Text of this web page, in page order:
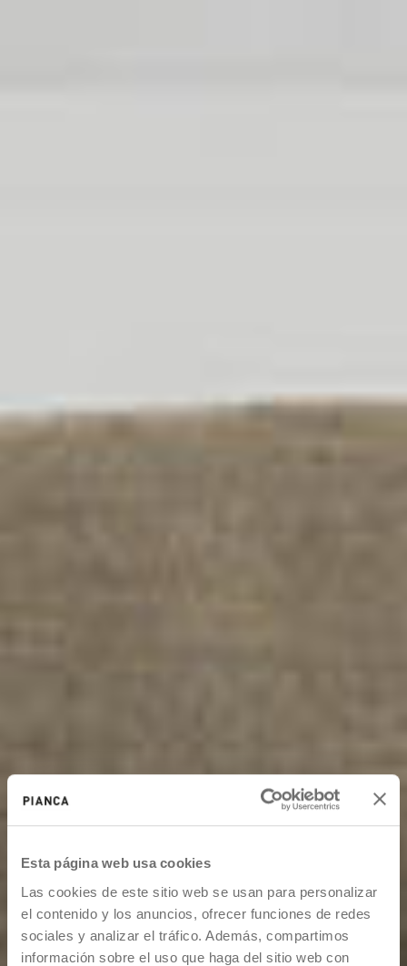
Esta página web usa cookies
Las cookies de este sitio web se usan para personalizar
el contenido y los anuncios, ofrecer funciones de redes
sociales y analizar el tráfico. Además, compartimos
información sobre el uso que haga del sitio web con